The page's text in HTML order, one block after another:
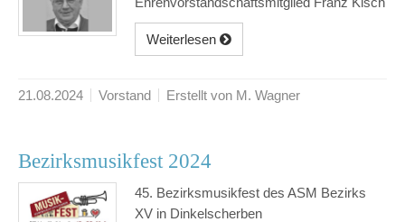
Weiterlesen
21.08.2024 Vorstand Erstellt von M. Wagner
Bezirksmusikfest 2024
45. Bezirksmusikfest des ASM Bezirks
XV in Dinkelscherben